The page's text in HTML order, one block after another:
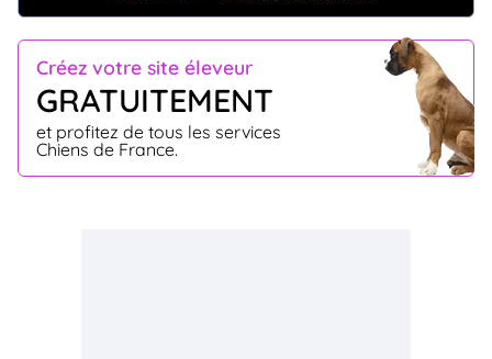
Créez votre site éleveur
GRATUITEMENT
et profitez de tous les services
Chiens de France.